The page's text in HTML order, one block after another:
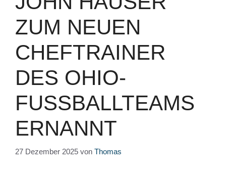
ZUM NEUEN
CHEFTRAINER
DES OHIO-
FUSSBALLTEAMS E
RNANNT
27 Dezember 2025 von Thomas